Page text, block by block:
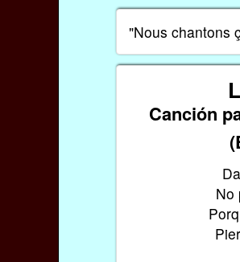
"Nous chantons
Canción
No